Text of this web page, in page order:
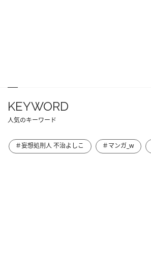
KEYWORD
人気のキーワード
＃妄想処刑人 不治よしこ ＃マンガ_w